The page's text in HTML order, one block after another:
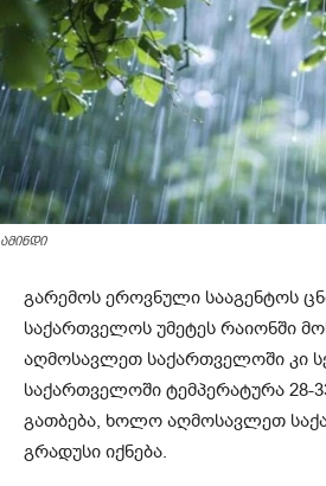
ამინდი
გარემოს ეროვნული სააგენტოს
საქართველოს უმეტეს რაიონში
აღმოსავლეთ საქართველოში კი
საქართველოში ტემპერატურა 28-
გათბება, ხოლო აღმოსავლეთ
გრადუსი იქნება.